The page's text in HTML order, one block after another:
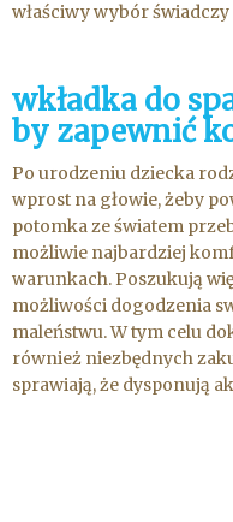
właściwy wybór świadczy
wkładka do
by zapewnić
Po urodzeniu dziecka
wprost na głowie, żeby
potomka ze światem
możliwie najbardziej
warunkach. Poszukują
możliwości dogodzenia
maleństwu. W tym celu
również niezbędnych
sprawiają, że dysponują